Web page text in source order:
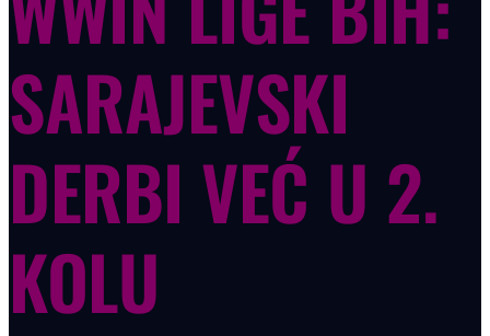
SARAJEVSKI
DERBI VEĆ U 2.
KOLU